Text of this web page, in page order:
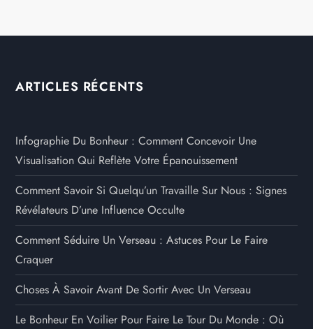
ARTICLES RÉCENTS
Infographie Du Bonheur : Comment Concevoir Une
Visualisation Qui Reflète Votre Épanouissement
Comment Savoir Si Quelqu’un Travaille Sur Nous : Signes
Révélateurs D’une Influence Occulte
Comment Séduire Un Verseau : Astuces Pour Le Faire
Craquer
Choses À Savoir Avant De Sortir Avec Un Verseau
Le Bonheur En Voilier Pour Faire Le Tour Du Monde : Où